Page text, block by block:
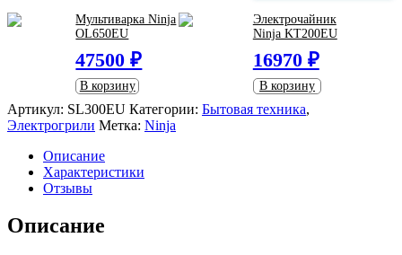
Мультиварка Ninja
OL650EU
47500 ₽
В корзину
Электрочайник
Ninja KT200EU
16970 ₽
В корзину
Артикул: SL300EU Категории: Бытовая техника,
Электрогрили Метка: Ninja
Описание
Характеристики
Отзывы
Описание